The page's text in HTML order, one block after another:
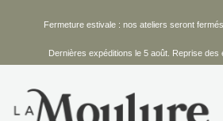
Fermeture estivale : nos ateliers seront
Dernières expéditions le 5 août. Reprise des